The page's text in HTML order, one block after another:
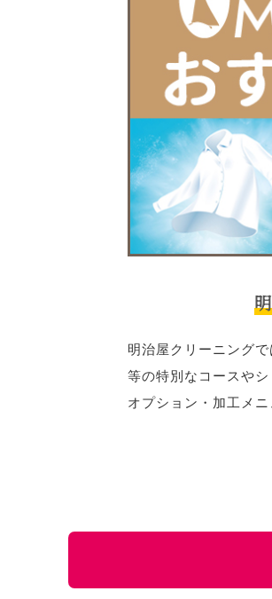
明治屋クリーニング
等の特別なコースや
オプション・加工メニ